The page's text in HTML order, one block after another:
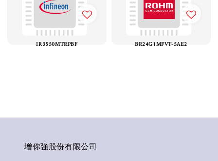
IR3550MTRPBF BR24G1MFVT-5AE2
增你強股份有限公司